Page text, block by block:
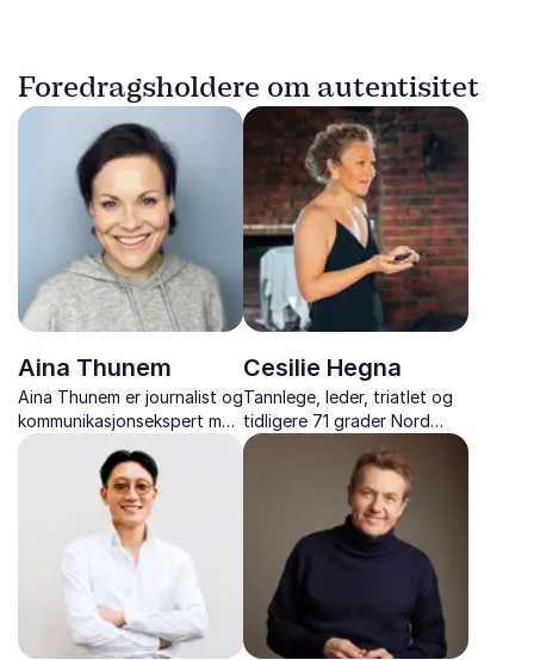
Foredragsholdere om autentisitet
Aina Thunem
Aina Thunem er journalist og
kommunikasjonsekspert med
erfaring fra PR og
merkevarebygging.
Cesilie Hegna
Tannlege, leder, triatlet og
tidligere 71 grader Nord
deltaker, med et brennende
engasjement for psykisk